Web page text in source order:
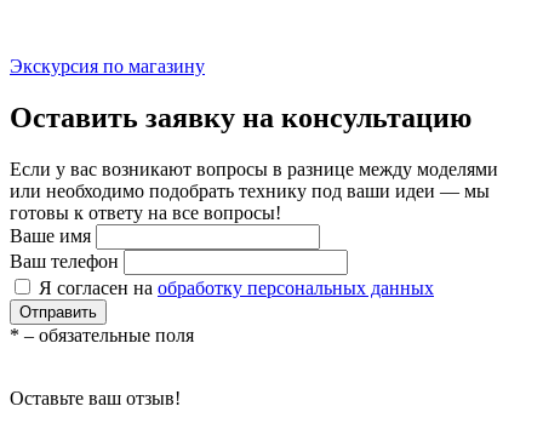
Экскурсия по магазину
Оставить заявку на консультацию
Если у вас возникают вопросы в разнице между моделями
или необходимо подобрать технику под ваши идеи — мы
готовы к ответу на все вопросы!
Ваше имя
Ваш телефон
Я согласен на обработку персональных данных
Отправить
* – обязательные поля
Оставьте ваш отзыв!